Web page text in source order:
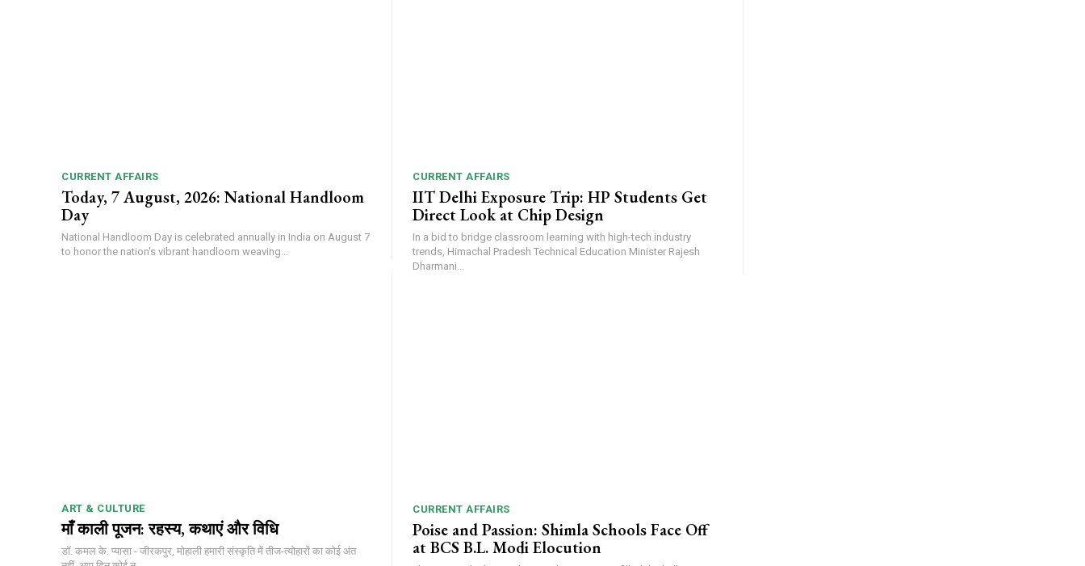
CURRENT AFFAIRS
Today, 7 August, 2026: National Handloom
Day
National Handloom Day is celebrated annually in India on August 7
to honor the nation's vibrant handloom weaving...
CURRENT AFFAIRS
IIT Delhi Exposure Trip: HP Students Get
Direct Look at Chip Design
In a bid to bridge classroom learning with high-tech industry
trends, Himachal Pradesh Technical Education Minister Rajesh
Dharmani...
ART & CULTURE
माँ काली पूजन: रहस्य, कथाएं और विधि
डॉ. कमल के. प्यासा - जीरकपुर, मोहाली हमारी संस्कृति में तीज-त्योहारों का कोई अंत
CURRENT AFFAIRS
Poise and Passion: Shimla Schools Face Off
at BCS B.L. Modi Elocution